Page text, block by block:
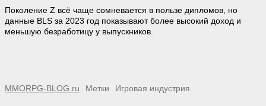
Поколение Z всё чаще сомневается в пользе дипломов, но
данные BLS за 2023 год показывают более высокий доход и
меньшую безработицу у выпускников.
MMORPG-BLOG.ru Метки Игровая индустрия